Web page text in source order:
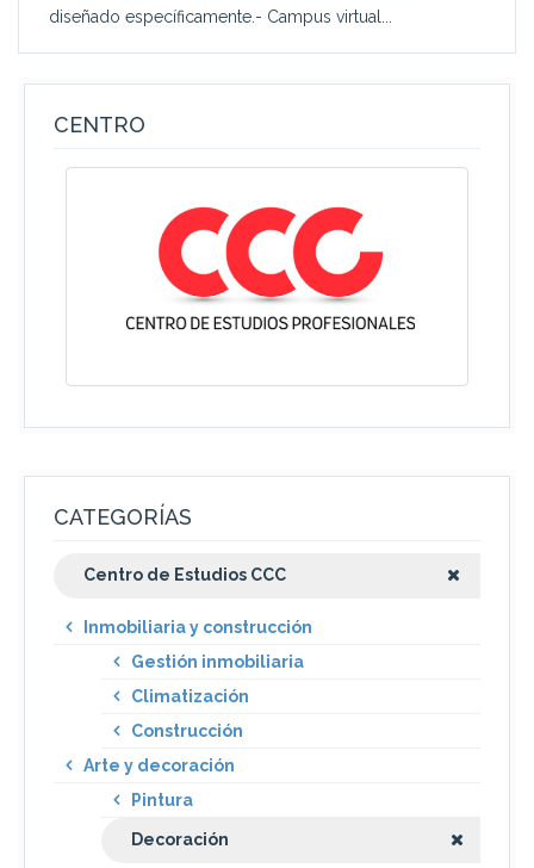
diseñado específicamente.- Campus virtual...
CENTRO
CATEGORÍAS
Centro de Estudios CCC
Inmobiliaria y construcción
Gestión inmobiliaria
Climatización
Construcción
Arte y decoración
Pintura
Decoración